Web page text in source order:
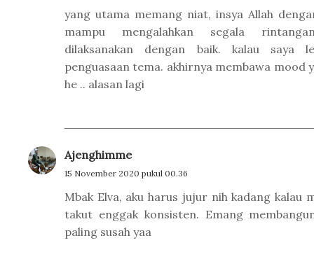
yang utama memang niat, insya Allah
mampu mengalahkan segala
dilaksanakan dengan baik. kalau saya
penguasaan tema. akhirnya membawa mood
he .. alasan lagi
Ajenghimme
15 November 2020 pukul 00.36
Mbak Elva, aku harus jujur nih kadang kalau
takut enggak konsisten. Emang
paling susah yaa